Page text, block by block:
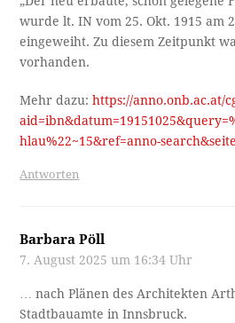
wurde lt. IN vom 25. Okt. 1915 am
eingeweiht. Zu diesem Zeitpunkt
vorhanden.
Mehr dazu:https://anno.onb.ac.at/
hlau%22~15&ref=anno-
Antworten
Barbara Pöll
7. August 2025 um 16:34 Uhr
… nach Plänen des Architekten
Stadtbauamte in Innsbruck.